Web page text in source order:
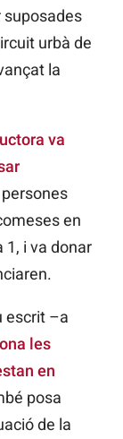
suposades
urbà de
la
va
persones
en
1, i va donar
escrit –a
les
en
posa
de la